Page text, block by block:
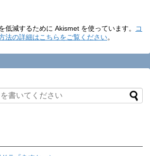
低減するために Akismet を使っています。
コ
法の詳細はこちらをご覧ください。